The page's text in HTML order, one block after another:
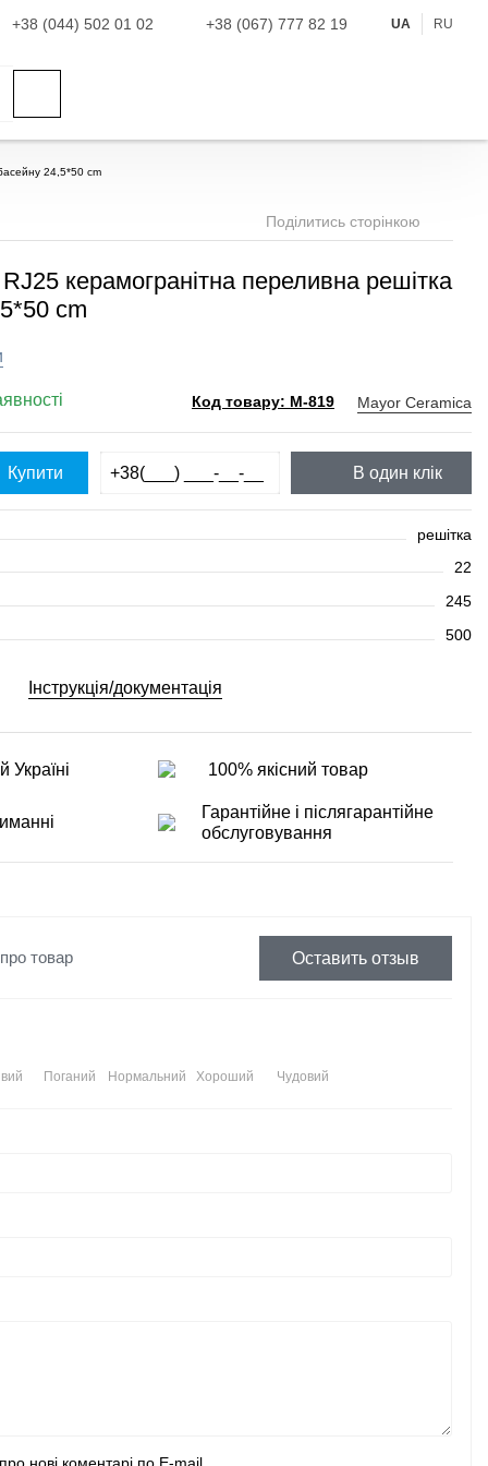
+38 (044) 502 01 02 +38 (067) 777 82 19 UA RU
24,5*50 cm
Поділитись сторінкою
керамогранітна переливна решітка
cm
Код товару: M-819 Mayor Ceramica
Купити В один клік
решітка
22
245
500
Інструкція/документація
Україні 100% якісний товар
Гарантійне і післягарантійне
обслуговування
товар Оставить отзыв
Чудовий
Хороший
Нормальний
Поганий
нові коментарі по E-mail